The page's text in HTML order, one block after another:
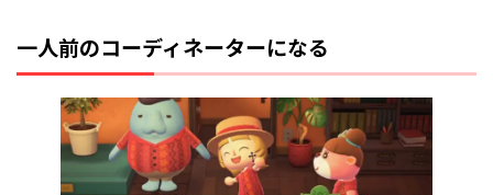
一人前のコーディネーターになる